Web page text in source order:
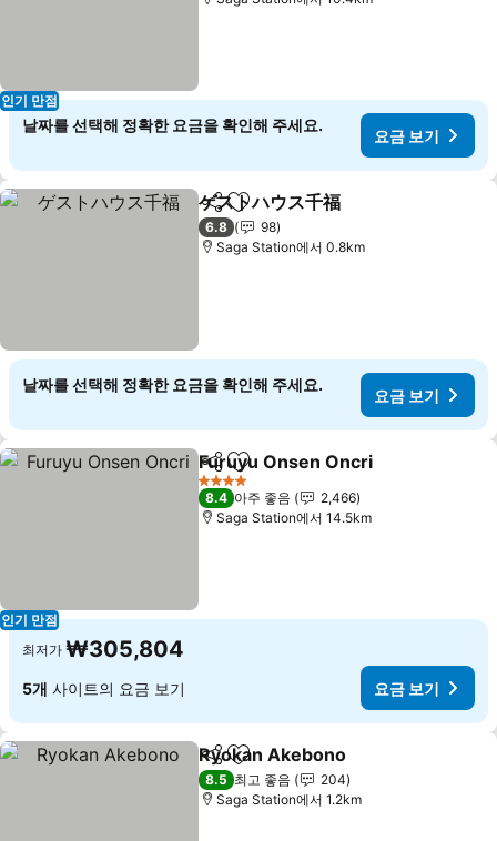
인기 만점
날짜를 선택해 정확한 요금을 확인해 주세요.
요금 보기
공유 즐겨찾기에 추가
ゲストハウス千福
6.8
98
Saga Station에서 0.8km
날짜를 선택해 정확한 요금을 확인해 주세요.
요금 보기
인기 만점
공유 즐겨찾기에 추가
Furuyu Onsen Oncri
4 성급
8.4 아주 좋음
2,466
Saga Station에서 14.5km
최저가 ₩305,804
5개 사이트의 요금 보기 요금 보기
공유 즐겨찾기에 추가
Ryokan Akebono
8.5 최고 좋음
204
Saga Station에서 1.2km